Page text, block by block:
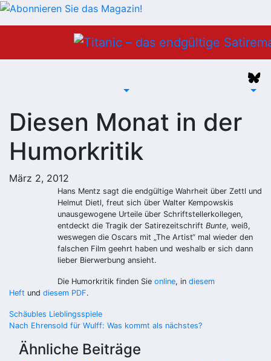
Diesen Monat in der
Humorkritik
März 2, 2012
Hans Mentz sagt die endgültige Wahrheit über Zettl und
Helmut Dietl, freut sich über Walter Kempowskis
unausgewogene Urteile über Schriftstellerkollegen,
entdeckt die Tragik der Satirezeitschrift Bunte, weiß,
weswegen die Oscars mit „The Artist“ mal wieder den
falschen Film geehrt haben und weshalb er sich dann
lieber Bierwerbung ansieht.
Die Humorkritik finden Sie online, in diesem
Heft und diesem PDF.
Beitragsnavigation
Schäubles Lieblingsspiele
Nach Ehrensold für Wulff: Was kommt als nächstes?
Ähnliche Beiträge